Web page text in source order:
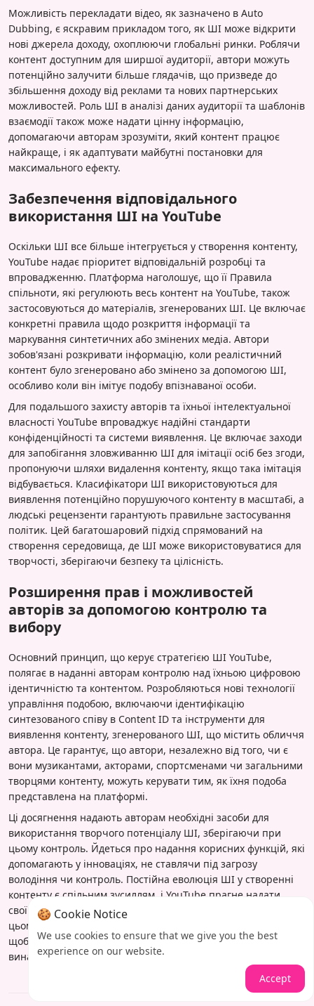
Можливість перекладати відео, як зазначено в Auto
Dubbing, є яскравим прикладом того, як ШІ може відкрити
нові джерела доходу, охоплюючи глобальні ринки. Роблячи
контент доступним для ширшої аудиторії, автори можуть
потенційно залучити більше глядачів, що призведе до
збільшення доходу від реклами та нових партнерських
можливостей. Роль ШІ в аналізі даних аудиторії та шаблонів
взаємодії також може надати цінну інформацію,
допомагаючи авторам зрозуміти, який контент працює
найкраще, і як адаптувати майбутні постановки для
максимального ефекту.
Забезпечення відповідального
використання ШІ на YouTube
Оскільки ШІ все більше інтегрується у створення контенту,
YouTube надає пріоритет відповідальній розробці та
впровадженню. Платформа наголошує, що її Правила
спільноти, які регулюють весь контент на YouTube, також
застосовуються до матеріалів, згенерованих ШІ. Це включає
конкретні правила щодо розкриття інформації та
маркування синтетичних або змінених медіа. Автори
зобов'язані розкривати інформацію, коли реалістичний
контент було згенеровано або змінено за допомогою ШІ,
особливо коли він імітує подобу впізнаваної особи.
Для подальшого захисту авторів та їхньої інтелектуальної
власності YouTube впроваджує надійні стандарти
конфіденційності та системи виявлення. Це включає заходи
для запобігання зловживанню ШІ для імітації осіб без згоди,
пропонуючи шляхи видалення контенту, якщо така імітація
відбувається. Класифікатори ШІ використовуються для
виявлення потенційно порушуючого контенту в масштабі, а
людські рецензенти гарантують правильне застосування
політик. Цей багатошаровий підхід спрямований на
створення середовища, де ШІ може використовуватися для
творчості, зберігаючи безпеку та цілісність.
Розширення прав і можливостей
авторів за допомогою контролю та
вибору
Основний принцип, що керує стратегією ШІ YouTube,
полягає в наданні авторам контролю над їхньою цифровою
ідентичністю та контентом. Розробляються нові технології
управління подобою, включаючи ідентифікацію
синтезованого співу в Content ID та інструменти для
виявлення контенту, згенерованого ШІ, що містить обличчя
автора. Це гарантує, що автори, незалежно від того, чи є
вони музикантами, акторами, спортсменами чи загальними
творцями контенту, можуть керувати тим, як їхня подоба
представлена на платформі.
Ці досягнення надають авторам необхідні засоби для
використання творчого потенціалу ШІ, зберігаючи при
цьому контроль. Йдеться про надання корисних функцій, які
допомагають у інноваціях, не ставлячи під загрозу
володіння чи контроль. Постійна еволюція ШІ у створенні
контенту є спільним зусиллям, і YouTube прагне надати
своїм авторам інструменти, необхідні їм для процвітання в
цьому динамічному цифровому ландшафті, забезпечуючи,
щоб майбутнє розваг живилося як людською
винахідливістю, так і інтелектуальними технологіями.
🍪 Cookie Notice
We use cookies to ensure that we give you the best
experience on our website.
Accept